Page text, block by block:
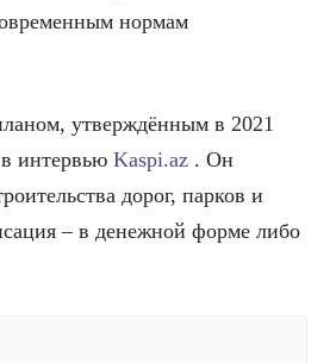
нормам
утверждённым в 2021
интервью Kaspi.az . Он
дорог, парков и
– в денежной форме либо